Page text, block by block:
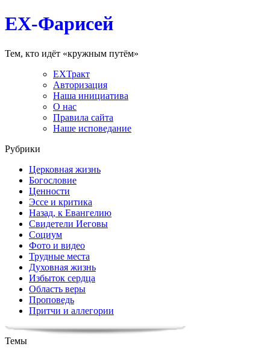
EX-Фарисей
Тем, кто идёт «кружным путём»
EXТракт
Авторизация
Наша инициатива
О нас
Правила сайта
Наше исповедание
Рубрики
Церковная жизнь
Богословие
Ценности
Эссе и критика
Назад, к Евангелию
Свидетели Иеговы
Социум
Фото и видео
Трудные места
Духовная жизнь
Избыток сердца
Область веры
Проповедь
Притчи и аллегории
Темы